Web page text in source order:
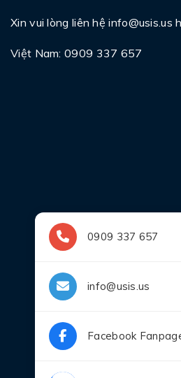
Xin vui lòng liên hệinfo@usis.us
Việt Nam: 0909 337 657
0909 337 657
info@usis.us
Facebook